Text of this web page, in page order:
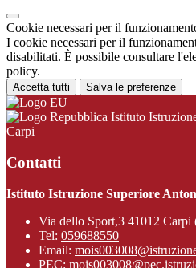
Cookie necessari per il
I cookie necessari per il
disabilitati. È possibile consultare
policy.
Accetta tutti Salva le preferenze
Istituto
Carpi
Contatti
Istituto Istruzione Superiore
Via dello Sport,3 41012 Carpi
Tel: 059688550
Email:
PEC: